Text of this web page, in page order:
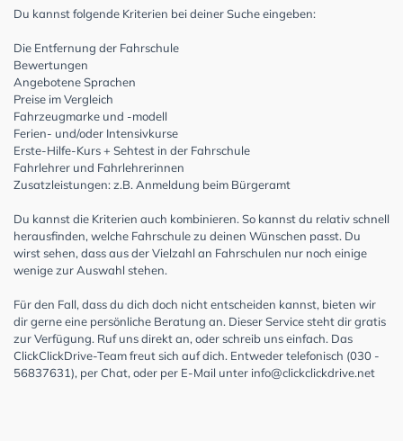
Du kannst folgende Kriterien bei deiner Suche eingeben:
Die Entfernung der Fahrschule
Bewertungen
Angebotene Sprachen
Preise im Vergleich
Fahrzeugmarke und -modell
Ferien- und/oder Intensivkurse
Erste-Hilfe-Kurs + Sehtest in der Fahrschule
Fahrlehrer und Fahrlehrerinnen
Zusatzleistungen: z.B. Anmeldung beim Bürgeramt
Du kannst die Kriterien auch kombinieren. So kannst du relativ schnell
herausfinden, welche Fahrschule zu deinen Wünschen passt. Du
wirst sehen, dass aus der Vielzahl an Fahrschulen nur noch einige
wenige zur Auswahl stehen.
Für den Fall, dass du dich doch nicht entscheiden kannst, bieten wir
dir gerne eine persönliche Beratung an. Dieser Service steht dir gratis
zur Verfügung. Ruf uns direkt an, oder schreib uns einfach. Das
ClickClickDrive-Team freut sich auf dich. Entweder telefonisch (030 -
56837631), per Chat, oder per E-Mail unter info@clickclickdrive.net